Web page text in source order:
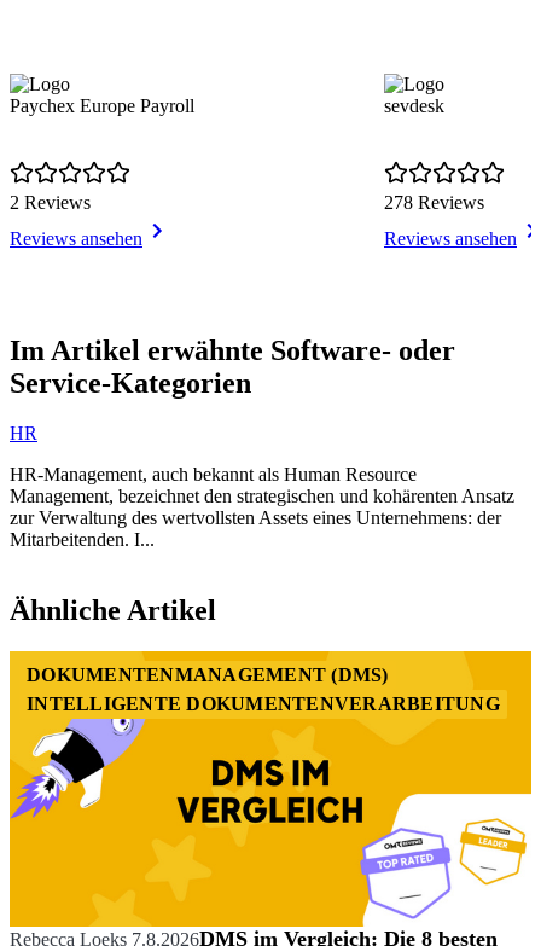
Paychex Europe Payroll
2 Reviews
Reviews ansehen
sevdesk
278 Reviews
Reviews ansehen
1
of
7
Im Artikel erwähnte Software- oder
Service-Kategorien
HR
HR-Management, auch bekannt als Human Resource
Management, bezeichnet den strategischen und kohärenten Ansatz
zur Verwaltung des wertvollsten Assets eines Unternehmens: der
Mitarbeitenden. I...
1
of
Ähnliche Artikel
DOKUMENTENMANAGEMENT (DMS)
INTELLIGENTE DOKUMENTENVERARBEITUNG
Rebecca Loeks 7.8.2026DMS im Vergleich: Die 8 besten